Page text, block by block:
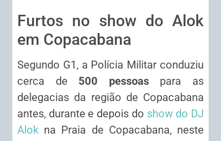
Furtos no show do Alok
em Copacabana
Segundo G1, a Polícia Militar conduziu
cerca de 500 pessoas para as
delegacias da região de Copacabana
antes, durante e depois do show do DJ
Alok na Praia de Copacabana, neste